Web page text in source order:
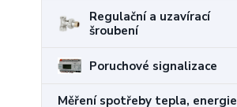
Regulační a uzavírací
šroubení
Poruchové signalizace
Měření spotřeby tepla, energie